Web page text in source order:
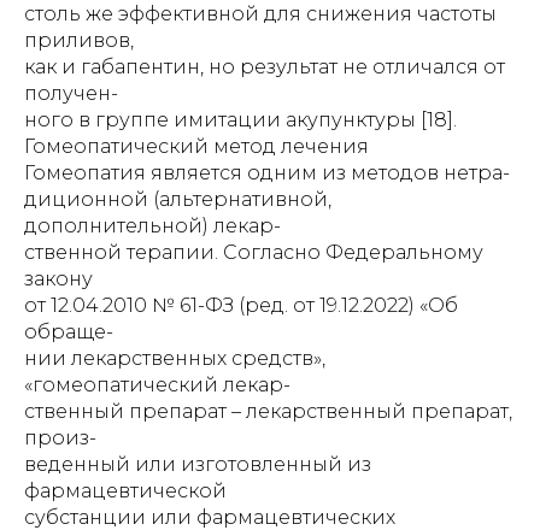
столь же эффективной для снижения частоты
приливов,
как и габапентин, но результат не отличался от
получен-
ного в группе имитации акупунктуры [18].
Гомеопатический метод лечения
Гомеопатия является одним из методов нетра-
диционной (альтернативной,
дополнительной) лекар-
ственной терапии. Согласно Федеральному
закону
от 12.04.2010 № 61-ФЗ (ред. от 19.12.2022) «Об
обраще-
нии лекарственных средств»,
«гомеопатический лекар-
ственный препарат – лекарственный препарат,
произ-
веденный или изготовленный из
фармацевтической
субстанции или фармацевтических